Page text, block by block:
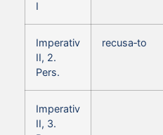
I
Imperativ
II, 2.
Pers.
recusa‑to
Imperativ
II, 3.